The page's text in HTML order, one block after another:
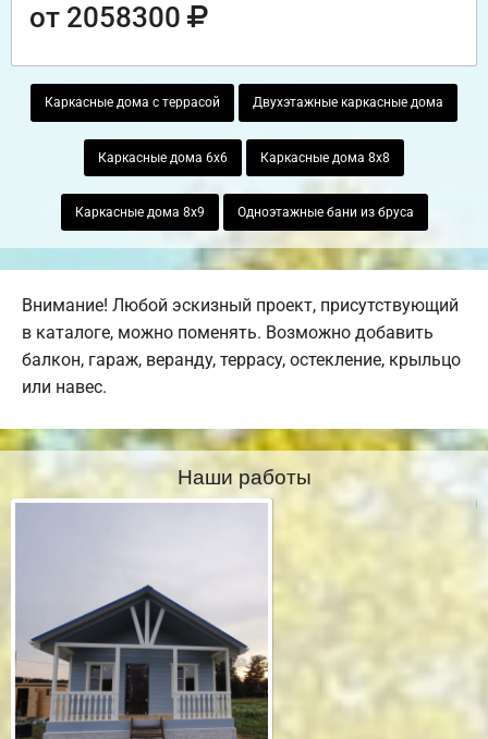
от 2058300
Каркасные дома с террасой Двухэтажные каркасные дома
Каркасные дома 6х6 Каркасные дома 8х8
Каркасные дома 8х9 Одноэтажные бани из бруса
Внимание! Любой эскизный проект, присутствующий
в каталоге, можно поменять. Возможно добавить
балкон, гараж, веранду, террасу, остекление, крыльцо
или навес.
Наши работы